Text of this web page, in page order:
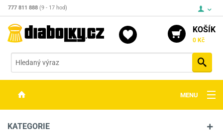
777 811 888 (9 - 17 hod)
KOŠÍK
0 Kč
MENU
KATEGORIE